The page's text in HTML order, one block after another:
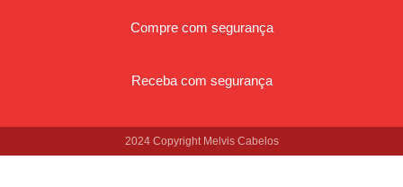
Compre com segurança
Receba com segurança
2024 Copyright Melvis Cabelos